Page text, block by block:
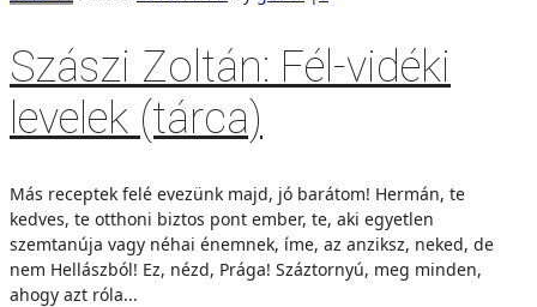
Szászi Zoltán: Fél-vidéki
levelek (tárca)
Más receptek felé evezünk majd, jó barátom! Hermán, te
kedves, te otthoni biztos pont ember, te, aki egyetlen
szemtanúja vagy néhai énemnek, íme, az anziksz, neked, de
nem Hellászból! Ez, nézd, Prága! Száztornyú, meg minden,
ahogy azt róla...